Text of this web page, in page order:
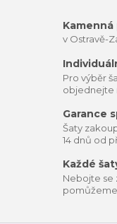
v Ostravě-
Pro výběr
objednejte
Garance
Šaty
14 dnů od
Každé
Nebojte se
pomůžeme